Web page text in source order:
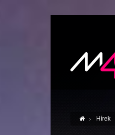
Hírek